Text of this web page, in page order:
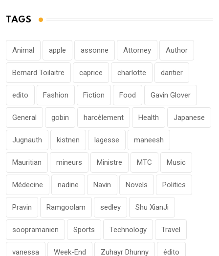
TAGS
Animal apple assonne Attorney Author
Bernard Toilaitre caprice charlotte dantier
edito Fashion Fiction Food Gavin Glover
General gobin harcèlement Health Japanese
Jugnauth kistnen lagesse maneesh
Mauritian mineurs Ministre MTC Music
Médecine nadine Navin Novels Politics
Pravin Ramgoolam sedley Shu XianJi
soopramanien Sports Technology Travel
vanessa Week-End Zuhayr Dhunny édito